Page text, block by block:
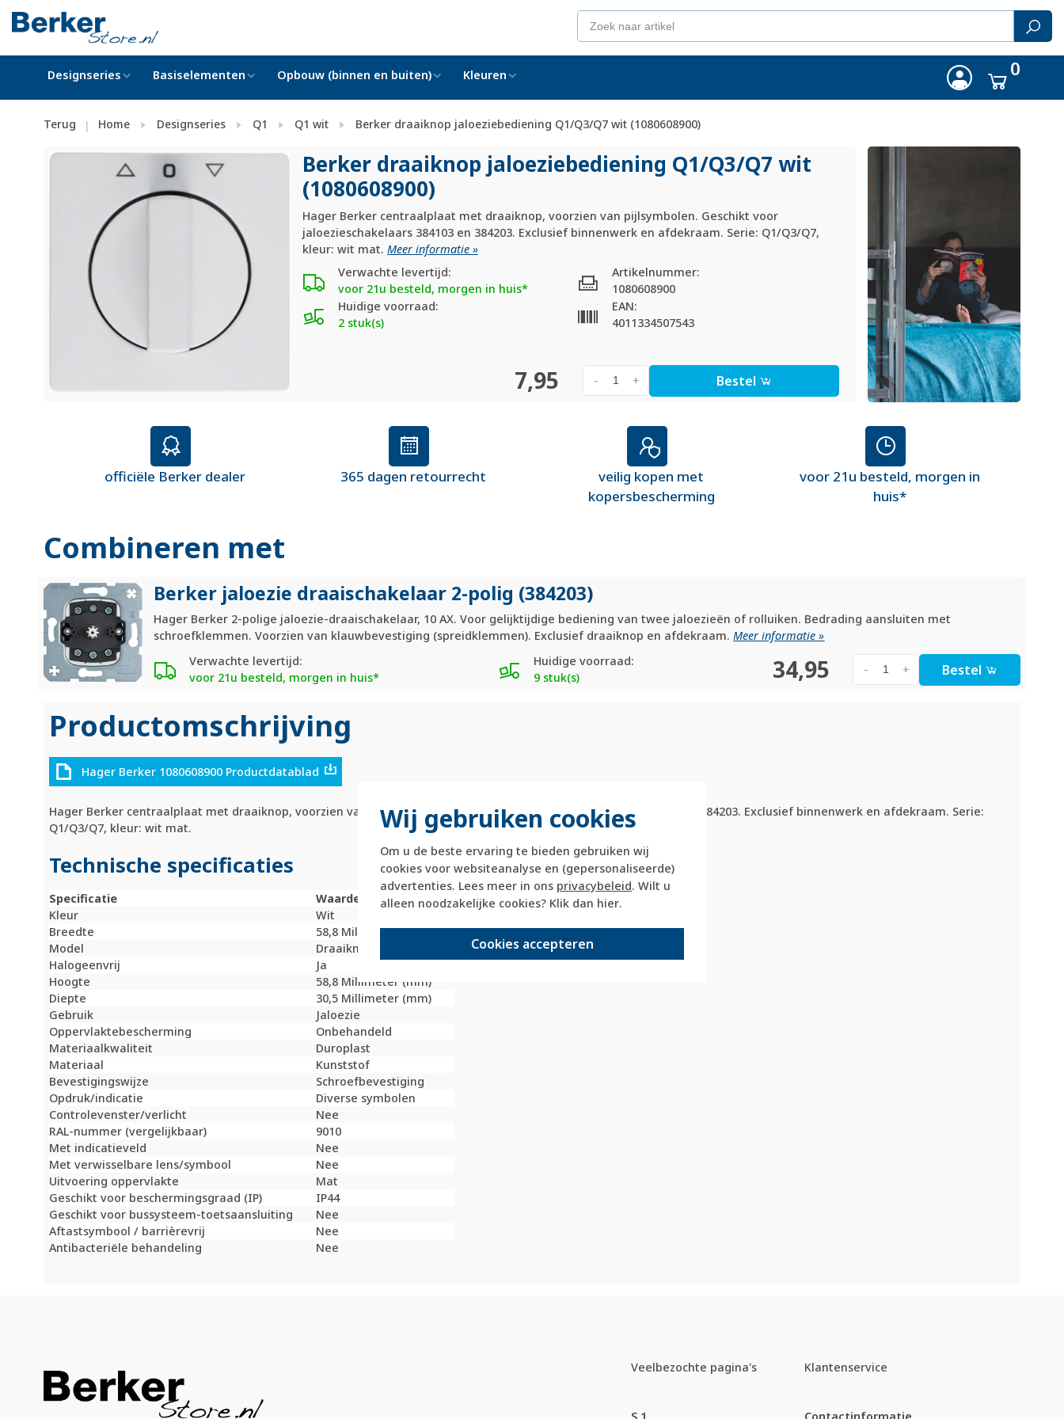
Wij gebruiken cookies
Om u de beste ervaring te bieden gebruiken wij
cookies voor websiteanalyse en (gepersonaliseerde)
advertenties. Lees meer in ons privacybeleid. Wilt u
alleen noodzakelijke cookies? Klik dan hier.
Cookies accepteren
Designseries Basiselementen Opbouw (binnen en buiten) Kleuren 0
Terug | Home Designseries Q1 Q1 wit Berker draaiknop jaloeziebediening Q1/Q3/Q7 wit (1080608900)
Berker draaiknop jaloeziebediening Q1/Q3/Q7 wit
(1080608900)
Hager Berker centraalplaat met draaiknop, voorzien van pijlsymbolen. Geschikt voor
jaloezieschakelaars 384103 en 384203. Exclusief binnenwerk en afdekraam. Serie: Q1/Q3/Q7,
kleur: wit mat. Meer informatie »
Verwachte levertijd:
voor 21u besteld, morgen in huis*
Huidige voorraad:
2 stuk(s)
Artikelnummer:
1080608900
EAN:
4011334507543
7,95 +
- Bestel
officiële Berker dealer 365 dagen retourrecht
veilig kopen met
kopersbescherming
voor 21u besteld, morgen in
huis*
Combineren met
Berker jaloezie draaischakelaar 2-polig (384203)
Hager Berker 2-polige jaloezie-draaischakelaar, 10 AX. Voor gelijktijdige bediening van twee jaloezieën of rolluiken. Bedrading aansluiten met
schroefklemmen. Voorzien van klauwbevestiging (spreidklemmen). Exclusief draaiknop en afdekraam.Meer informatie »
Verwachte levertijd:
voor 21u besteld, morgen in huis*
Huidige voorraad:
9 stuk(s)
34,95 +
- Bestel
Productomschrijving
Hager Berker 1080608900 Productdatablad
Hager Berker centraalplaat met draaiknop, voorzien van pijlsymbolen. Geschikt voor jaloezieschakelaars 384103 en 384203. Exclusief binnenwerk en afdekraam. Serie:
Q1/Q3/Q7, kleur: wit mat.
Technische specificaties
Specificatie
Waarde
Kleur
Wit
Breedte
58,8 Millimeter (mm)
Model
Draaiknop
Halogeenvrij
Ja
Hoogte
58,8 Millimeter (mm)
Diepte
30,5 Millimeter (mm)
Gebruik
Jaloezie
Oppervlaktebescherming
Onbehandeld
Materiaalkwaliteit
Duroplast
Materiaal
Kunststof
Bevestigingswijze
Schroefbevestiging
Opdruk/indicatie
Diverse symbolen
Controlevenster/verlicht
Nee
RAL-nummer (vergelijkbaar)
9010
Met indicatieveld
Nee
Met verwisselbare lens/symbool
Nee
Uitvoering oppervlakte
Mat
Geschikt voor beschermingsgraad (IP)
IP44
Geschikt voor bussysteem-toetsaansluiting
Nee
Aftastsymbool / barrièrevrij
Nee
Antibacteriële behandeling
Nee
Veelbezochte pagina's Klantenservice